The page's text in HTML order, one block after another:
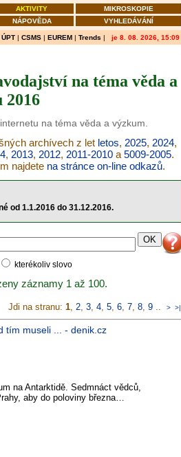
AKTIVITY
MIKROSKOPIE
NÁPOVĚDA VYHLEDÁVÁNÍ
| CSMS | EUREM | Trends | je 8. 08. 2026, 15:09
na téma věda a
2016
na téma věda a výzkum.
archívech z let letos, 2025, 2024,
, 2013, 2012, 2011-2010a 5009-2005.
najdete na stránce on-line odkazů.
od 1.1.2016 do 31.12.2016.
kterékoliv slovo
záznamy 1 až 100.
Jdi na stranu: 1, 2, 3, 4, 5, 6, 7, 8, 9 .. > >|
tím museli ... - denik.cz
na Antarktidě. Sedmnáct vědců,
aby do poloviny března…